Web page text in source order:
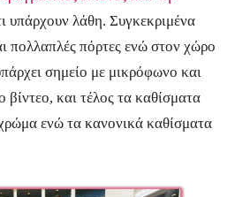
υπάρχουν λάθη. Συγκεκριμένα
πολλαπλές πόρτες ενώ στον χώρο
σημείο με μικρόφωνο και
βίντεο, και τέλος τα καθίσματα
ενώ τα κανονικά καθίσματα